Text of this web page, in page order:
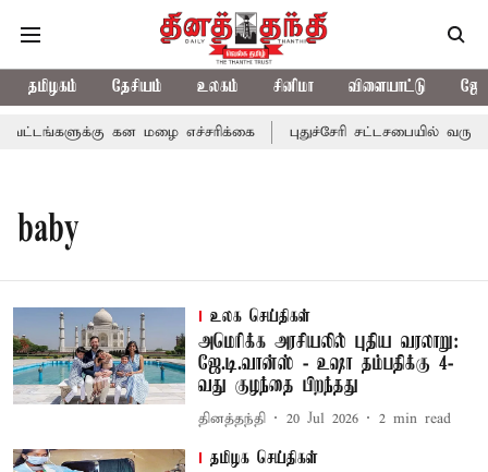
தமிழகம் தேசியம் உலகம் சினிமா விளையாட்டு
கன மழை எச்சரிக்கை புதுச்சேரி சட்டசபையில்
baby
உலக செய்திகள்
அமெரிக்க அரசியலில் புதிய வரலாறு:
ஜே.டி.வான்ஸ் - உஷா தம்பதிக்கு 4-
வது குழந்தை பிறந்தது
தினத்தந்தி 20 Jul 2026 2 min read
தமிழக செய்திகள்